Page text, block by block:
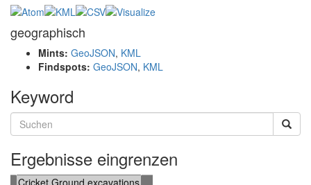
geographisch
Mints: GeoJSON, KML
Findspots: GeoJSON, KML
Keyword
Ergebnisse eingrenzen